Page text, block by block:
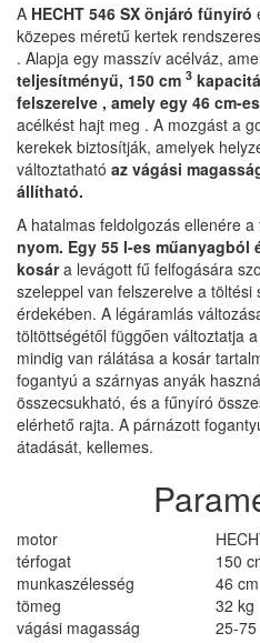
A HECHT 546 SX önjáró fűnyíró
közepes méretű kertek
. Alapja egy masszív acélváz,
teljesítményű, 150 cm 3
felszerelve , amely egy 46 cm-
acélkést hajt meg . A mozgást a
kerekek biztosítják, amelyek
változtatható az vágási
állítható.
A hatalmas feldolgozás ellenére a
nyom. Egy 55 l-es
kosára levágott fű felfogására
szeleppel van felszerelve a töltési
érdekében. A légáramlás
töltöttségétől függően változtatja
mindig van rálátása a kosár
fogantyú a szárnyas anyák
összecsukható, és a fűnyíró
elérhető rajta. A párnázott
átadását, kellemes.
motor
térfogat
150
munkaszélesség
46 cm
tömeg
32 kg
vágási magasság
25-